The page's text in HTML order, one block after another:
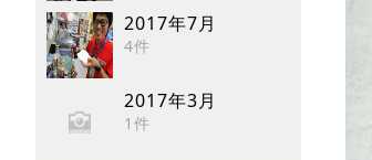
2017年7月
4件
2017年3月
1件